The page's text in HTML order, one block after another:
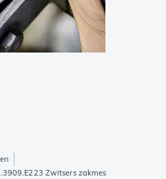
Zwitsers zakmes